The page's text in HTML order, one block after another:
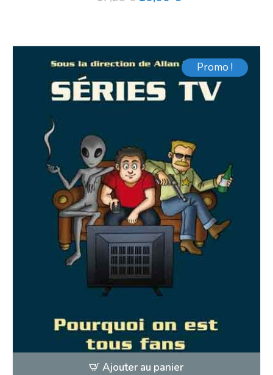
était :
17,25 €.
est :
10,00 €.
Ajouter au panier
Promo !